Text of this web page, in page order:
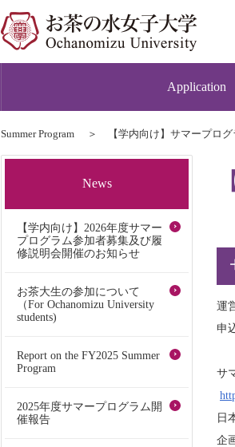
Application
Summer Program 【学内向け】サマープロ
運
申
サ
日
企
News
【学内向け】2026年度サマー
プログラム参加者募集及び履
修説明会開催のお知らせ
お茶大生の参加について
（For Ochanomizu University
students)
Report on the FY2025 Summer
Program
2025年度サマープログラム開
催報告